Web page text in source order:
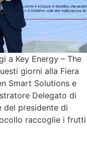
a Key Energy – The
giorni alla Fiera
Smart Solutions e
Delegato di
del presidente di
raccoglie i frutti